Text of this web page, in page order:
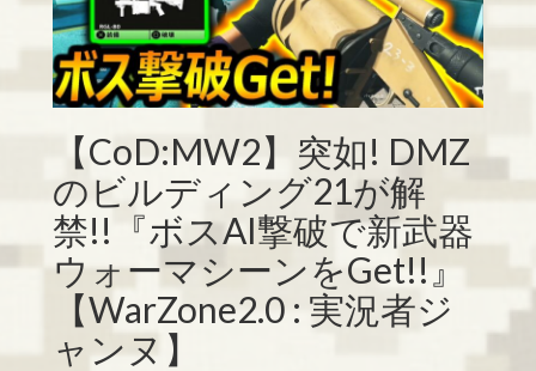
【CoD:MW2】突如! DMZ
のビルディング21が解
禁!!『ボスAI撃破で新武器
ウォーマシーンをGet!!』
【WarZone2.0 : 実況者ジ
ャンヌ】